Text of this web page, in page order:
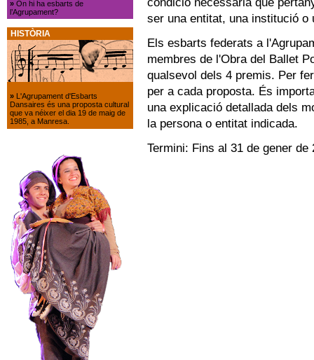
ser una entitat, una institució o
Els esbarts federats a
membres de l'Obra del Ballet
qualsevol dels 4 premis. Per
per a cada proposta. És
una explicació detallada dels
la persona o entitat indicada.
Termini: Fins al 31 de gener de
»On hi ha esbarts de
l’Agrupament?
HISTÒRIA
» L'Agrupament d'Esbarts
Dansaires és una proposta cultural
que va néixer el dia 19 de maig de
1985, a Manresa.